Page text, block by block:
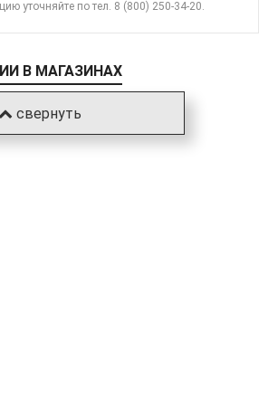
уточняйте потел. 8 (800) 250-34-20
В МАГАЗИНАХ
свернуть